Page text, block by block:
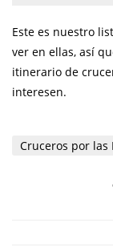
Este es nuestro
ver en ellas, así
itinerario de
interesen.
Cruceros por las